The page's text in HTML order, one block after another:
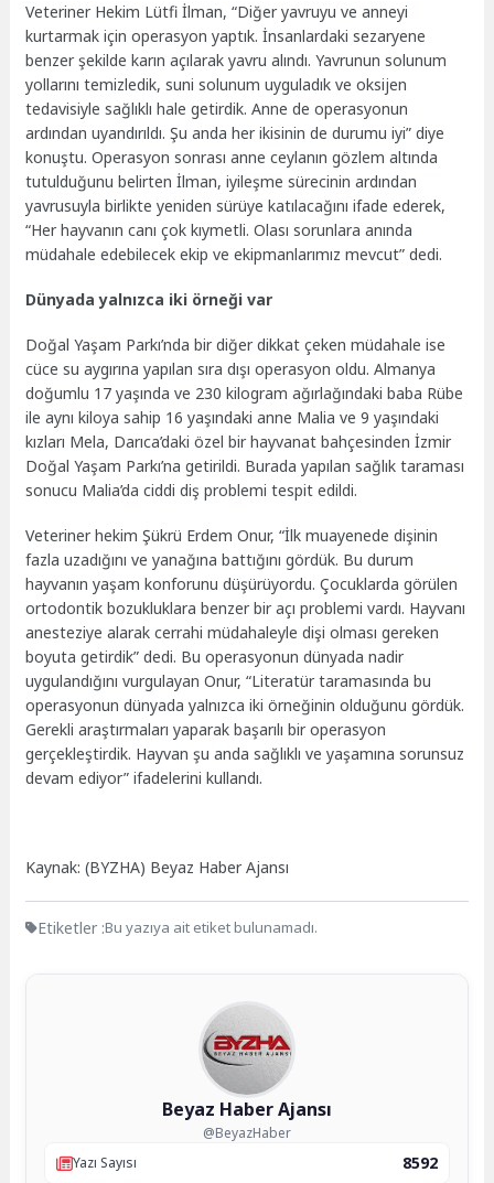
Veteriner Hekim Lütfi İlman, “Diğer yavruyu ve anneyi
kurtarmak için operasyon yaptık. İnsanlardaki sezaryene
benzer şekilde karın açılarak yavru alındı. Yavrunun solunum
yollarını temizledik, suni solunum uyguladık ve oksijen
tedavisiyle sağlıklı hale getirdik. Anne de operasyonun
ardından uyandırıldı. Şu anda her ikisinin de durumu iyi” diye
konuştu. Operasyon sonrası anne ceylanın gözlem altında
tutulduğunu belirten İlman, iyileşme sürecinin ardından
yavrusuyla birlikte yeniden sürüye katılacağını ifade ederek,
“Her hayvanın canı çok kıymetli. Olası sorunlara anında
müdahale edebilecek ekip ve ekipmanlarımız mevcut” dedi.
Dünyada yalnızca iki örneği var
Doğal Yaşam Parkı’nda bir diğer dikkat çeken müdahale ise
cüce su aygırına yapılan sıra dışı operasyon oldu. Almanya
doğumlu 17 yaşında ve 230 kilogram ağırlağındaki baba Rübe
ile aynı kiloya sahip 16 yaşındaki anne Malia ve 9 yaşındaki
kızları Mela, Darıca’daki özel bir hayvanat bahçesinden İzmir
Doğal Yaşam Parkı’na getirildi. Burada yapılan sağlık taraması
sonucu Malia’da ciddi diş problemi tespit edildi.
Veteriner hekim Şükrü Erdem Onur, “İlk muayenede dişinin
fazla uzadığını ve yanağına battığını gördük. Bu durum
hayvanın yaşam konforunu düşürüyordu. Çocuklarda görülen
ortodontik bozukluklara benzer bir açı problemi vardı. Hayvanı
anesteziye alarak cerrahi müdahaleyle dişi olması gereken
boyuta getirdik” dedi. Bu operasyonun dünyada nadir
uygulandığını vurgulayan Onur, “Literatür taramasında bu
operasyonun dünyada yalnızca iki örneğinin olduğunu gördük.
Gerekli araştırmaları yaparak başarılı bir operasyon
gerçekleştirdik. Hayvan şu anda sağlıklı ve yaşamına sorunsuz
devam ediyor” ifadelerini kullandı.
Kaynak: (BYZHA) Beyaz Haber Ajansı
Etiketler :Bu yazıya ait etiket bulunamadı.
Beyaz Haber Ajansı
@BeyazHaber
Yazı Sayısı
8592